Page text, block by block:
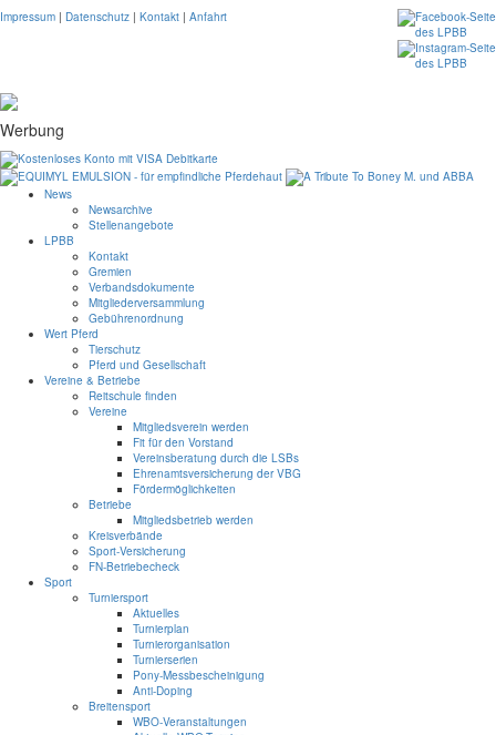
Impressum | Datenschutz | Kontakt | Anfahrt
Werbung
News
Newsarchive
Stellenangebote
LPBB
Kontakt
Gremien
Verbandsdokumente
Mitgliederversammlung
Gebührenordnung
Wert Pferd
Tierschutz
Pferd und Gesellschaft
Vereine & Betriebe
Reitschule finden
Vereine
Mitgliedsverein werden
Fit für den Vorstand
Vereinsberatung durch die LSBs
Ehrenamtsversicherung der VBG
Fördermöglichkeiten
Betriebe
Mitgliedsbetrieb werden
Kreisverbände
Sport-Versicherung
FN-Betriebecheck
Sport
Turniersport
Aktuelles
Turnierplan
Turnierorganisation
Turnierserien
Pony-Messbescheinigung
Anti-Doping
Breitensport
WBO-Veranstaltungen